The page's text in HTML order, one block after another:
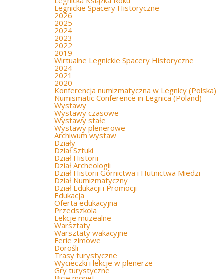
Legnickie Spacery Historyczne
2026
2025
2024
2023
2022
2019
Wirtualne Legnickie Spacery Historyczne
2024
2021
2020
Konferencja numizmatyczna w Legnicy (Polska)
Numismatic Conference in Legnica (Poland)
Wystawy
Wystawy czasowe
Wystawy stałe
Wystawy plenerowe
Archiwum wystaw
Działy
Dział Sztuki
Dział Historii
Dział Archeologii
Dział Historii Górnictwa i Hutnictwa Miedzi
Dział Numizmatyczny
Dział Edukacji i Promocji
Edukacja
Oferta edukacyjna
Przedszkola
Lekcje muzealne
Warsztaty
Warsztaty wakacyjne
Ferie zimowe
Dorośli
Trasy turystyczne
Wycieczki i lekcje w plenerze
Gry turystyczne